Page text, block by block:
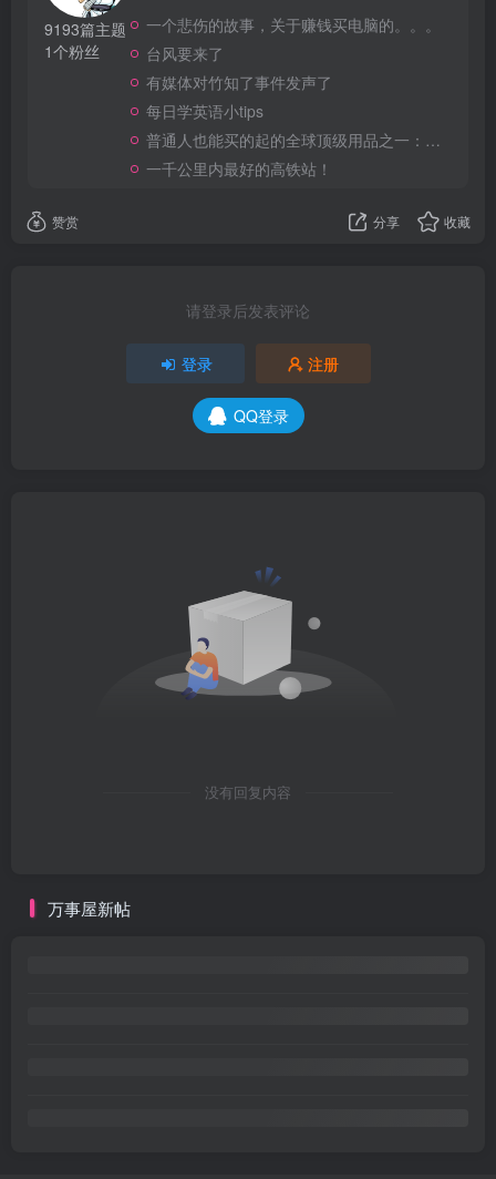
9193篇主题
1个粉丝
一个悲伤的故事，关于赚钱买电脑的。。。
台风要来了
有媒体对竹知了事件发声了
每日学英语小tips
普通人也能买的起的全球顶级用品之一：WD-40润滑除锈剂！
一千公里内最好的高铁站！
赞赏 分享 收藏
请登录后发表评论
登录 注册
QQ登录
没有回复内容
万事屋新帖